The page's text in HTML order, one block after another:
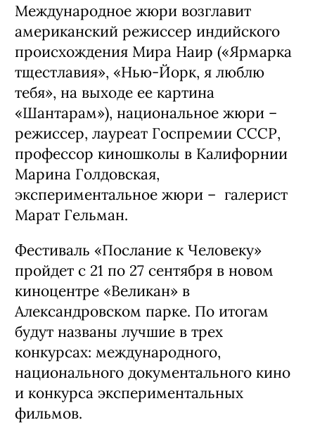
Международное жюри возглавит
американский режиссер индийского
происхождения Мира Наир («Ярмарка
тщестлавия», «Нью-Йорк, я люблю
тебя», на выходе ее картина
«Шантарам»), национальное жюри –
режиссер, лауреат Госпремии СССР,
профессор киношколы в Калифорнии
Марина Голдовская,
экспериментальное жюри – галерист
Марат Гельман.
Фестиваль «Послание к Человеку»
пройдет с 21 по 27 сентября в новом
киноцентре «Великан» в
Александровском парке. По итогам
будут названы лучшие в трех
конкурсах: международного,
национального документального кино
и конкурса экспериментальных
фильмов.